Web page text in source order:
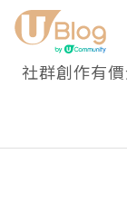
社群創作有